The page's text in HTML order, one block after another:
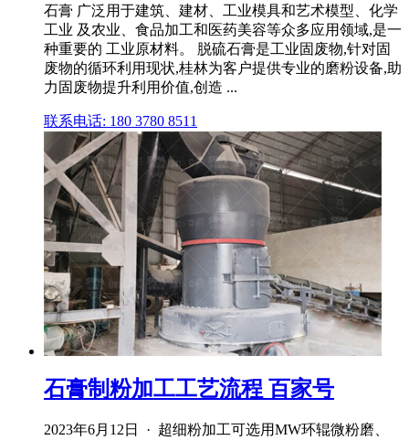
石膏 广泛用于建筑、建材、工业模具和艺术模型、化学
工业 及农业、食品加工和医药美容等众多应用领域,是一
种重要的 工业原材料。 脱硫石膏是工业固废物,针对固
废物的循环利用现状,桂林为客户提供专业的磨粉设备,助
力固废物提升利用价值,创造 ...
联系电话: 180 3780 8511
石膏制粉加工工艺流程 百家号
2023年6月12日 · 超细粉加工可选用MW环辊微粉磨、